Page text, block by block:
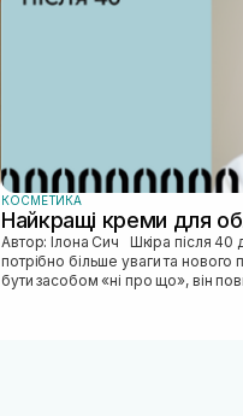
КОСМЕТИКА
Найкращі креми для
Автор: Ілона Сич Шкіра після 40 досі красива та молода, просто їй
потрібно більше уваги та
бути засобом «ні про що», він